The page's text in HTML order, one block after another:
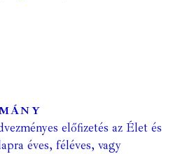
előfizetés az Élet és
éves, féléves, vagy